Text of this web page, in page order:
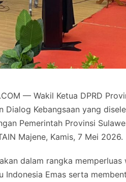
— Wakil Ketua DPRD
Dialog Kebangsaan yang
Pemerintah Provinsi
Majene, Kamis, 7 Mei 2026.
dalam rangka
Indonesia Emas serta